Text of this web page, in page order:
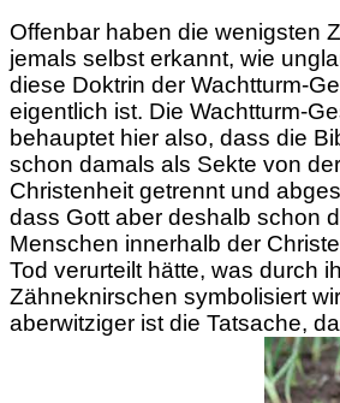
Offenbar haben die wenigsten
jemals selbst erkannt, wie
diese Doktrin der Wachtturm-
eigentlich ist. Die Wachtturm-
behauptet hier also, dass die
schon damals als Sekte von
Christenheit getrennt und
dass Gott aber deshalb schon
Menschen innerhalb der
Tod verurteilt hätte, was durch
Zähneknirschen symbolisiert
aberwitziger ist die Tatsache,